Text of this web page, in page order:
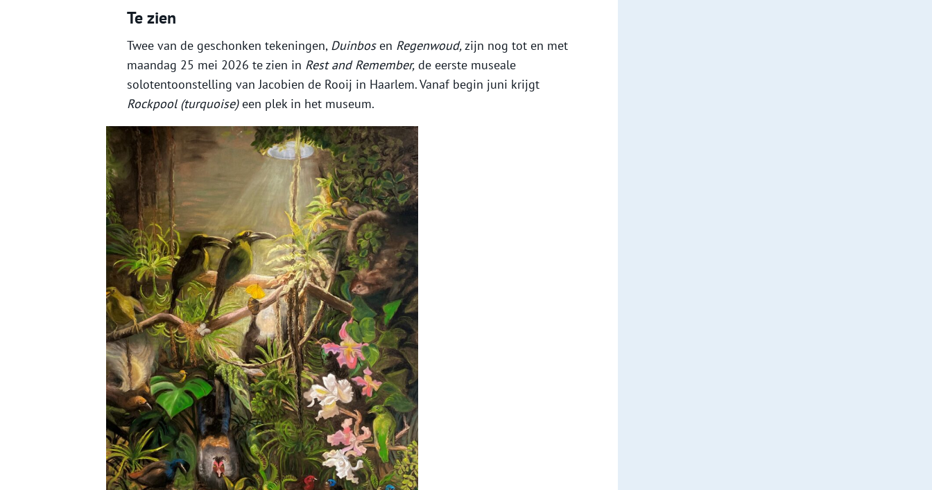
Te zien
Twee van de geschonken tekeningen, Duinbosen Regenwoud,zijn nog tot en met
maandag 25 mei 2026 te zien in Rest and Remember, de eerste museale
solotentoonstelling van Jacobien de Rooij in Haarlem. Vanaf begin juni krijgt
Rockpool (turquoise)een plek in het museum.